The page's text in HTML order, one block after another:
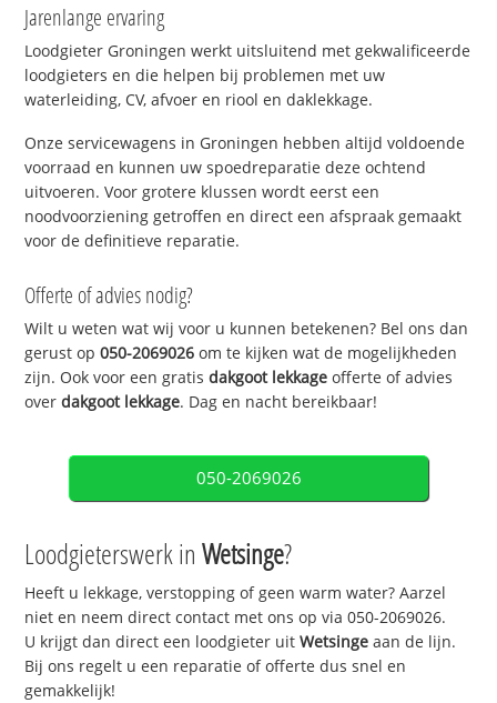
Jarenlange ervaring
Loodgieter Groningen werkt uitsluitend met gekwalificeerde
loodgieters en die helpen bij problemen met uw
waterleiding, CV, afvoer en riool en daklekkage.
Onze servicewagens in Groningen hebben altijd voldoende
voorraad en kunnen uw spoedreparatie deze ochtend
uitvoeren. Voor grotere klussen wordt eerst een
noodvoorziening getroffen en direct een afspraak gemaakt
voor de definitieve reparatie.
Offerte of advies nodig?
Wilt u weten wat wij voor u kunnen betekenen? Bel ons dan
gerust op050-2069026 om te kijken wat de mogelijkheden
zijn. Ook voor een gratisdakgoot lekkage offerte of advies
overdakgoot lekkage. Dag en nacht bereikbaar!
050-2069026
Loodgieterswerk inWetsinge?
Heeft u lekkage, verstopping of geen warm water? Aarzel
niet en neem direct contact met ons op via 050-2069026.
U krijgt dan direct een loodgieter uitWetsinge aan de lijn.
Bij ons regelt u een reparatie of offerte dus snel en
gemakkelijk!